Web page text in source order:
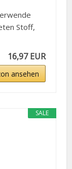
Stoff,
16,97 EUR
ansehen
SALE